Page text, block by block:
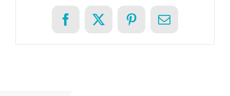
Facebook
X PinterestEmail